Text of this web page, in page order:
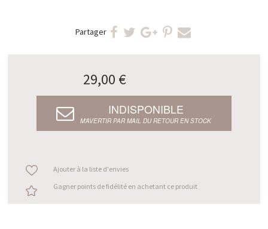
Partager
29,00 €
INDISPONIBLE
M’AVERTIR PAR MAIL DU RETOUR EN STOCK
Ajouter à la liste d'envies
Gagner points de fidélité en achetant ce produit